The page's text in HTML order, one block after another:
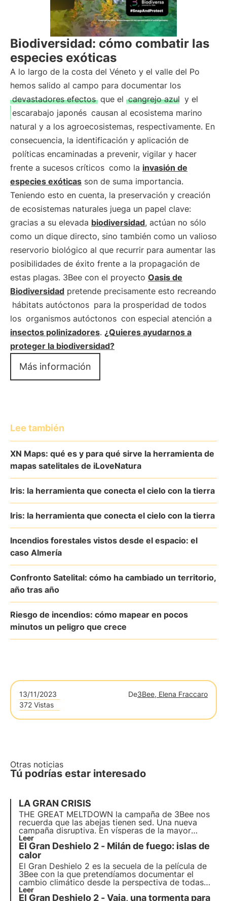
Biodiversidad: cómo combatir las
especies exóticas
A lo largo de la costa del Véneto y el valle del Po
hemos salido al campo para documentar los
devastadores efectos que el cangrejo azul y el
escarabajo japonés causan al ecosistema marino
natural y a los agroecosistemas, respectivamente. En
consecuencia, la identificación y aplicación de
políticas encaminadas a prevenir, vigilar y hacer
frente a sucesos críticos como la invasión de
especies exóticas son de suma importancia.
Teniendo esto en cuenta, la preservación y creación
de ecosistemas naturales juega un papel clave:
gracias a su elevada biodiversidad, actúan no sólo
como un dique directo, sino también como un valioso
reservorio biológico al que recurrir para aumentar las
posibilidades de éxito frente a la propagación de
estas plagas. 3Bee con el proyecto Oasis de
Biodiversidad pretende precisamente esto recreando
hábitats autóctonos para la prosperidad de todos
los organismos autóctonos con especial atención a
insectos polinizadores. ¿Quieres ayudarnos a
proteger la biodiversidad?
Más información
Lee también
XN Maps: qué es y para qué sirve la herramienta de
mapas satelitales de iLoveNatura
Iris: la herramienta que conecta el cielo con la tierra
Iris: la herramienta que conecta el cielo con la tierra
Incendios forestales vistos desde el espacio: el
caso Almería
Confronto Satelital: cómo ha cambiado un territorio,
año tras año
Riesgo de incendios: cómo mapear en pocos
minutos un peligro que crece
13/11/2023 De3Bee, Elena Fraccaro
372 Vistas
Otras noticias
Tú podrías estar interesado
LA GRAN CRISIS
THE GREAT MELTDOWN la campaña de 3Bee nos
recuerda que las abejas tienen sed. Una nueva
campaña disruptiva. En vísperas de la mayor
catástrofe parcialmente prevista por los
investigadores del glaciar de la Marmolada, "El
Gran Deshielo" es el título de la "película" que
tenemos ante nuestros ojos cada día.
Leer
El Gran Deshielo 2 - Milán de fuego: islas de
calor
El Gran Deshielo 2 es la secuela de la película de
3Bee con la que pretendíamos documentar el
cambio climático desde la perspectiva de todas
las acciones humanas que alteran los ecosistemas
y la biodiversidad. Descubra el primer episodio
Leer
El Gran Deshielo 2 - Vaia, una tormenta para